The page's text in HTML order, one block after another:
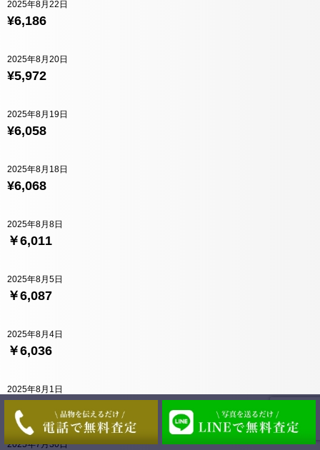
¥6,186
2025年8月22日
¥5,972
2025年8月20日
¥6,058
2025年8月19日
¥6,068
2025年8月18日
￥6,011
2025年8月8日
￥6,087
2025年8月5日
￥6,036
2025年8月4日
2025年8月1日
2025年7月30日